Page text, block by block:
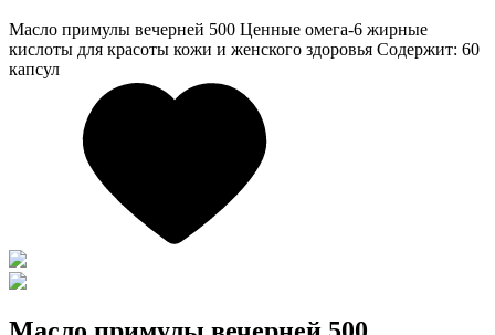
Масло примулы вечерней 500 Ценные омега-6 жирные
кислоты для красоты кожи и женского здоровья Содержит: 60
капсул